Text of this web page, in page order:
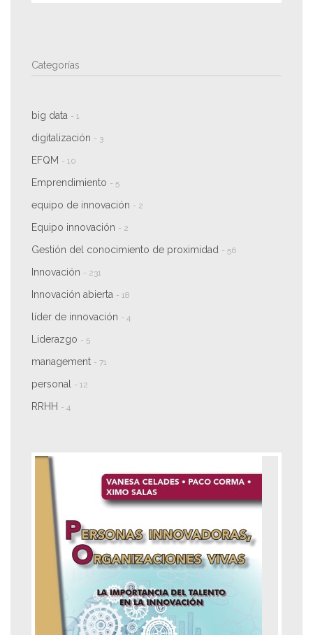
Categorías
big data - 1
digitalización - 3
EFQM - 10
Emprendimiento - 5
equipo de innovación - 2
Equipo innovación - 2
Gestión del conocimiento de proximidad - 56
Innovación - 231
Innovación abierta - 18
líder de innovación - 4
Liderazgo - 5
management - 71
personal - 12
RRHH - 4